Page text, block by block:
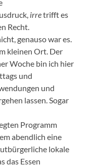
irretrifft es
Recht.
genauso war es.
kleinen Ort. Der
Woche bin ich hier
und
und
lassen. Sogar
Programm
abendlich eine
lokale
das Essen